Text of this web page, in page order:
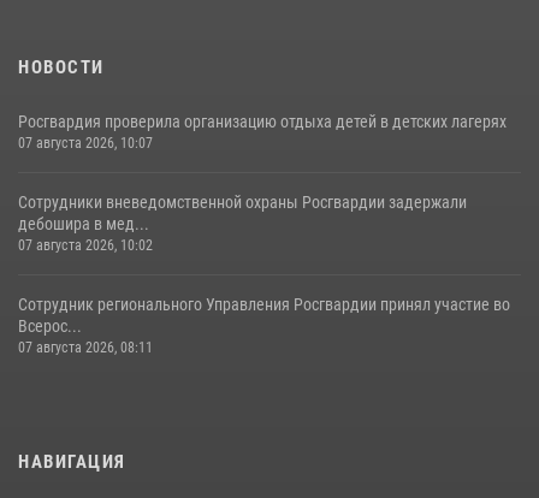
НОВОСТИ
Росгвардия проверила организацию отдыха детей в детских лагерях
07 августа 2026, 10:07
Сотрудники вневедомственной охраны Росгвардии задержали
дебошира в мед...
07 августа 2026, 10:02
Сотрудник регионального Управления Росгвардии принял участие во
Всерос...
07 августа 2026, 08:11
НАВИГАЦИЯ